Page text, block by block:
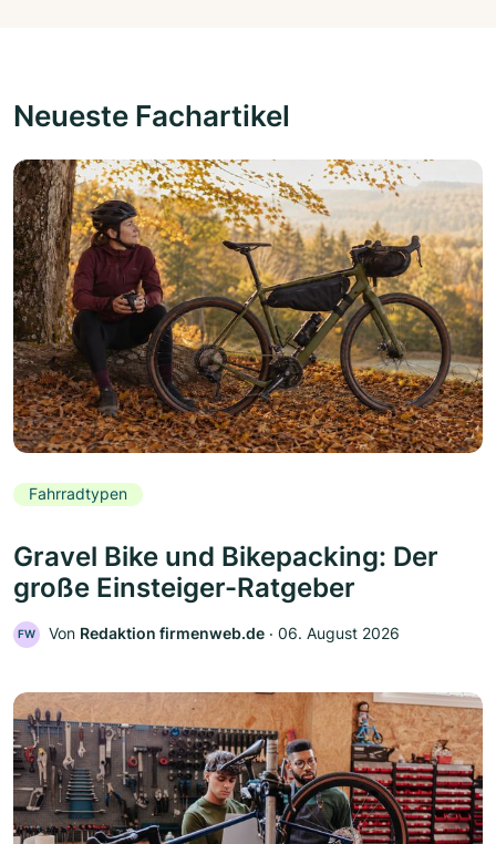
Neueste Fachartikel
Fahrradtypen
Gravel Bike und Bikepacking: Der
große Einsteiger-Ratgeber
FW Von Redaktion firmenweb.de ‧ 06. August 2026